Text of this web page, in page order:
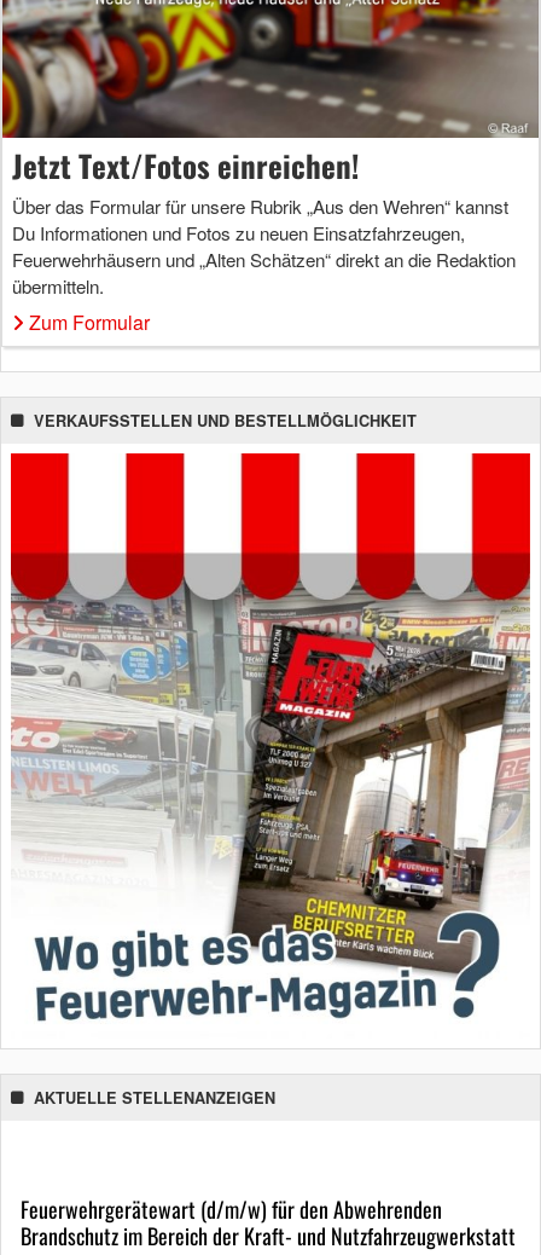
Jetzt Text/Fotos einreichen!
Über das Formular für unsere Rubrik „Aus den Wehren“ kannst
Du Informationen und Fotos zu neuen Einsatzfahrzeugen,
Feuerwehrhäusern und „Alten Schätzen“ direkt an die Redaktion
übermitteln.
Zum Formular
VERKAUFSSTELLEN UND BESTELLMÖGLICHKEIT
AKTUELLE STELLENANZEIGEN
Feuerwehrgerätewart (d/m/w) für den Abwehrenden
Brandschutz im Bereich der Kraft- und Nutzfahrzeugwerkstatt